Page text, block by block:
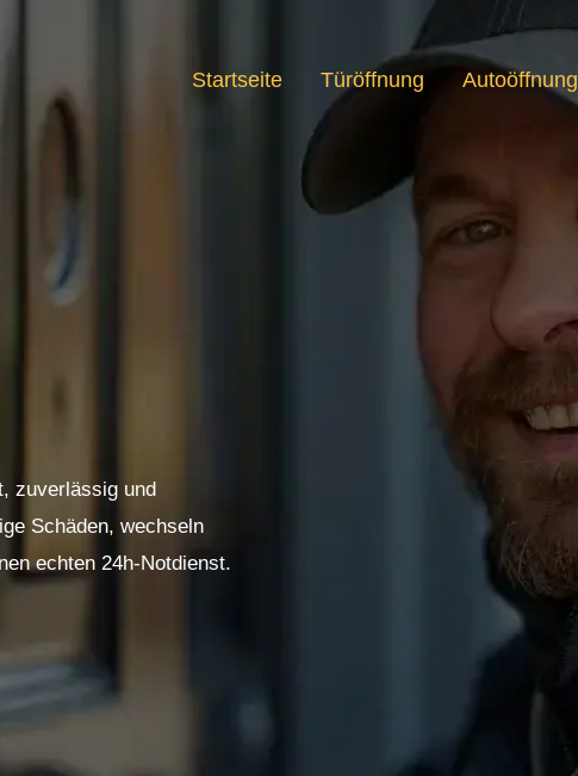
Startseite Türöffnung Autoöffnung
zuverlässig und
Schäden, wechseln
echten 24h-Notdienst.